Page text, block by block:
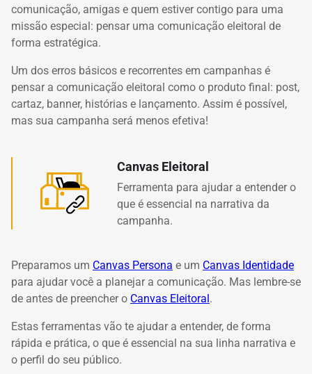
comunicação, amigas e quem estiver contigo para uma
missão especial: pensar uma comunicação eleitoral de
forma estratégica.
Um dos erros básicos e recorrentes em campanhas é
pensar a comunicação eleitoral como o produto final: post,
cartaz, banner, histórias e lançamento. Assim é possível,
mas sua campanha será menos efetiva!
Canvas Eleitoral
Ferramenta para ajudar a entender o
que é essencial na narrativa da
campanha.
Preparamos um Canvas Persona e um Canvas Identidade
para ajudar você a planejar a comunicação. Mas lembre-se
de antes de preencher o Canvas Eleitoral.
Estas ferramentas vão te ajudar a entender, de forma
rápida e prática, o que é essencial na sua linha narrativa e
o perfil do seu público.